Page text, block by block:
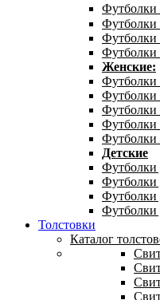
Футболки
Футболки
Футболки
Футболки
Женские:
Футболки
Футболки
Футболки
Футболки
Детские
Футболки
Футболки
Футболки
Футболки
Толстовки
Каталог